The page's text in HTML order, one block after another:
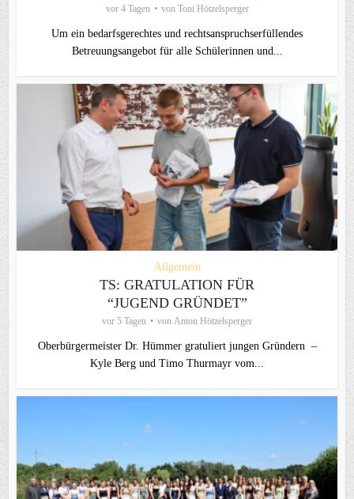
vor 4 Tagen von Toni Hötzelsperger
Um ein bedarfsgerechtes und rechtsanspruchserfüllendes
Betreuungsangebot für alle Schülerinnen und...
Allgemein
TS: GRATULATION FÜR
“JUGEND GRÜNDET”
vor 5 Tagen von Anton Hötzelsperger
Oberbürgermeister Dr. Hümmer gratuliert jungen Gründern –
Kyle Berg und Timo Thurmayr vom...